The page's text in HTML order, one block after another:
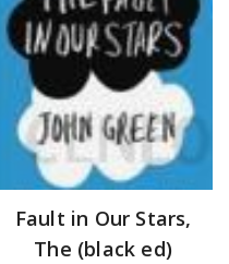
Fault in Our Stars,
The (black ed)